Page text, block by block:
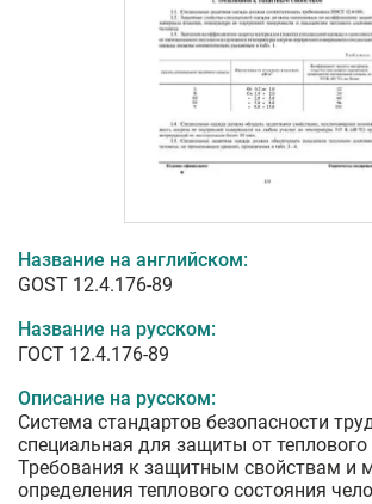
Название на английском:
GOST 12.4.176-89
Название на русском:
ГОСТ 12.4.176-89
Описание на русском:
Система стандартов безопасности
специальная для защиты от теплового
Требования к защитным свойствам и
определения теплового состояния